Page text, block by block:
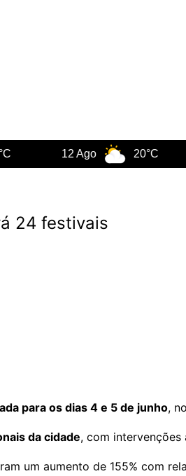
12 Ago 20°C
24 festivais
para os dias 4 e 5 de junho,
da cidade, com
um aumento de 155% com